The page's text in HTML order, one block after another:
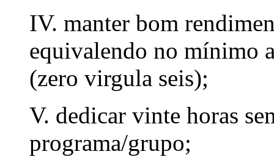
IV. manter bom
equivalendo no mínimo
(zero virgula seis);
V. dedicar vinte horas
programa/grupo;